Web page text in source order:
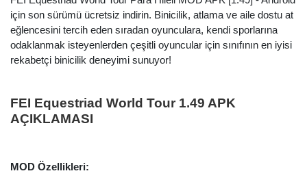
için son sürümü ücretsiz indirin. Binicilik, atlama ve aile dostu at
eğlencesini tercih eden sıradan oyunculara, kendi sporlarına
odaklanmak isteyenlerden çeşitli oyuncular için sınıfının en iyisi
rekabetçi binicilik deneyimi sunuyor!
FEI Equestriad World Tour 1.49 APK
AÇIKLAMASI
MOD Özellikleri: